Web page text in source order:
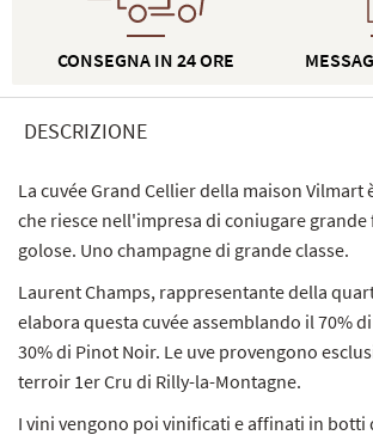
CONSEGNA IN 24 ORE
DESCRIZIONE
La cuvée Grand Cellier della maison Vilmart
che riesce nell'impresa di coniugare grande
golose. Uno champagne di grande classe.
Laurent Champs, rappresentante della
elabora questa cuvée assemblando il 70%
30% di Pinot Noir. Le uve provengono
terroir 1er Cru di Rilly-la-Montagne.
I vini vengono poi vinificati e affinati in botti